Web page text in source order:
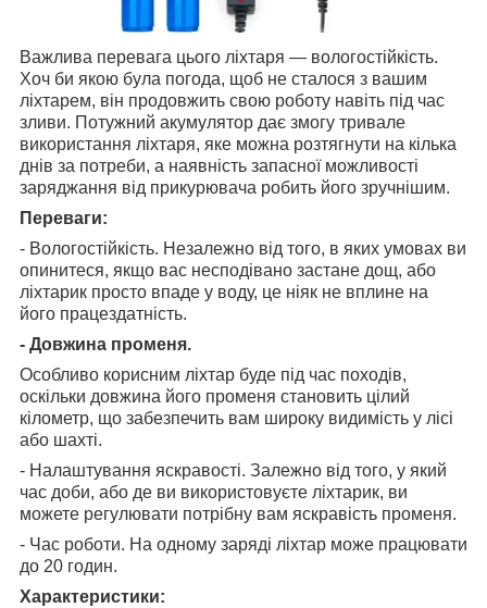
Важлива перевага цього ліхтаря — вологостійкість.
Хоч би якою була погода, щоб не сталося з вашим
ліхтарем, він продовжить свою роботу навіть під час
зливи. Потужний акумулятор дає змогу тривале
використання ліхтаря, яке можна розтягнути на кілька
днів за потреби, а наявність запасної можливості
заряджання від прикурювача робить його зручнішим.
Переваги:
- Вологостійкість. Незалежно від того, в яких умовах ви
опинитеся, якщо вас несподівано застане дощ, або
ліхтарик просто впаде у воду, це ніяк не вплине на
його працездатність.
- Довжина променя.
Особливо корисним ліхтар буде під час походів,
оскільки довжина його променя становить цілий
кілометр, що забезпечить вам широку видимість у лісі
або шахті.
- Налаштування яскравості. Залежно від того, у який
час доби, або де ви використовуєте ліхтарик, ви
можете регулювати потрібну вам яскравість променя.
- Час роботи. На одному заряді ліхтар може працювати
до 20 годин.
Характеристики: